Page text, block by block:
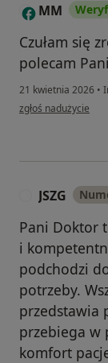
M MM
Czułam się
polecam
21 kwietnia 2026 •
w opinii użytkownika
zgłoś nadużycie
JSZG
Pani Doktor
i
podchodzi
potrzeby.
przedstawia
przebiega w
komfort